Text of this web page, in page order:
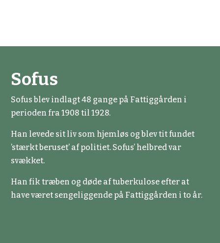
Sofus
Sofus blev indlagt 48 gange på Fattiggården i
perioden fra 1908 til 1928.
Han levede sit liv som hjemløs og blev tit fundet
’stærkt beruset’ af politiet. Sofus’ helbred var
svækket.
Han fik træben og døde af tuberkulose efter at
have været sengeliggende på Fattiggården i to år.